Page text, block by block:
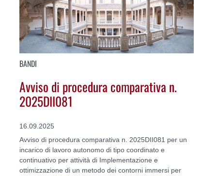
BANDI
Avviso di procedura comparativa n.
2025DII081
16.09.2025
Avviso di procedura comparativa n. 2025DII081 per un
incarico di lavoro autonomo di tipo coordinato e
continuativo per attività di Implementazione e
ottimizzazione di un metodo dei contorni immersi per